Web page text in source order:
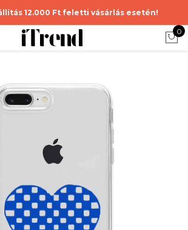
12.000 Ft feletti vásárlás esetén!
0